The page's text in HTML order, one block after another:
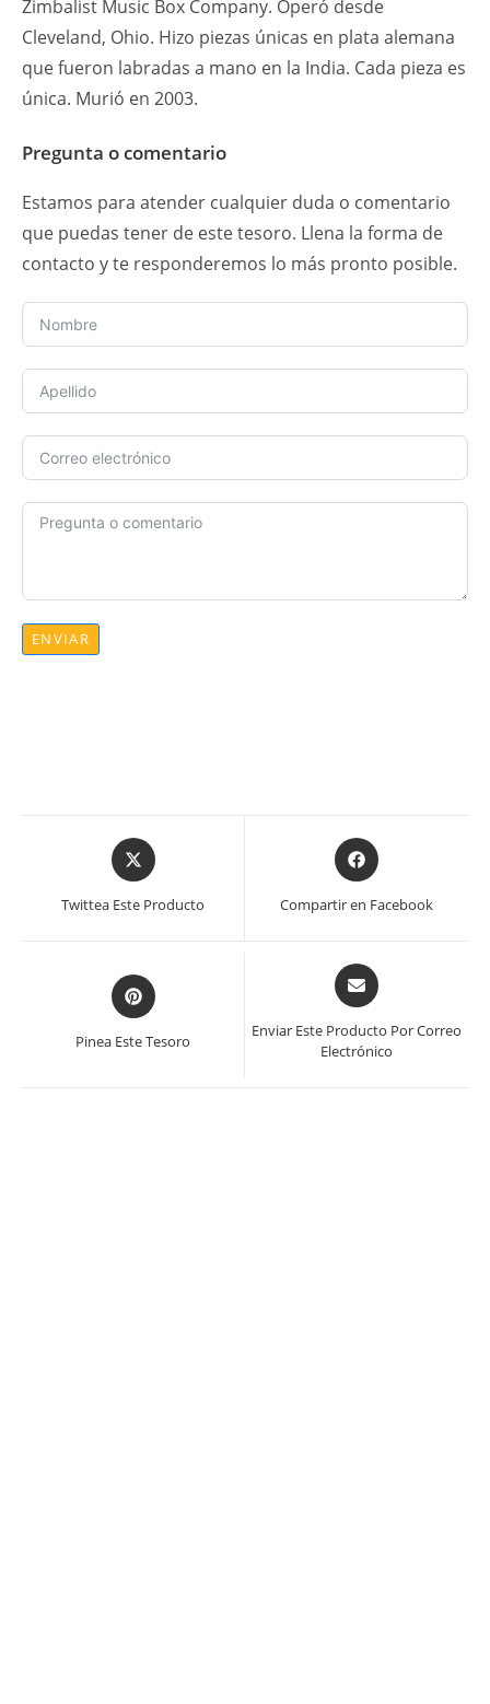
Zimbalist Music Box Company. Operó desde
Cleveland, Ohio. Hizo piezas únicas en plata alemana
que fueron labradas a mano en la India. Cada pieza es
única. Murió en 2003.
Pregunta o comentario
Estamos para atender cualquier duda o comentario
que puedas tener de este tesoro. Llena la forma de
contacto y te responderemos lo más pronto posible.
ENVIAR
Se
abre
Twittea Este Producto
Se
abre
en
ventana
Compartir en Facebook
Se
abre
una
Pinea Este Tesoro
Se
abre
una
Enviar Este Producto Por Correo
Electrónico